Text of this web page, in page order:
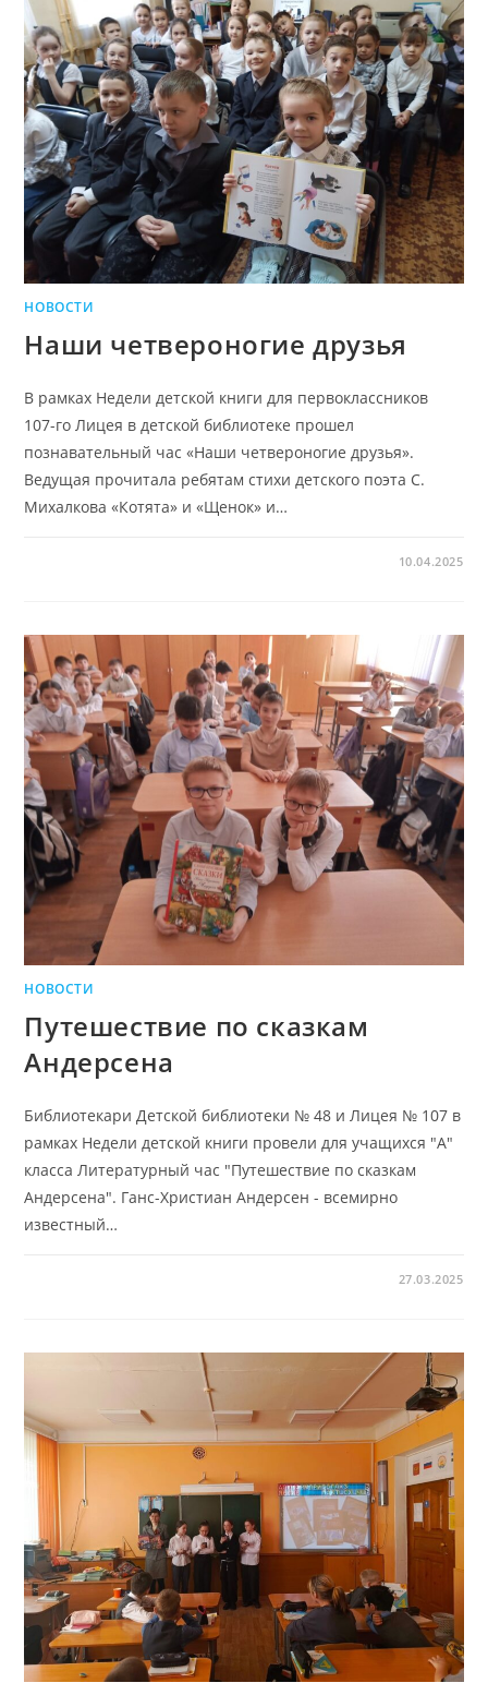
НОВОСТИ
Наши четвероногие друзья
В рамках Недели детской книги для первоклассников
107-го Лицея в детской библиотеке прошел
познавательный час «Наши четвероногие друзья».
Ведущая прочитала ребятам стихи детского поэта С.
Михалкова «Котята» и «Щенок» и…
10.04.2025
НОВОСТИ
Путешествие по сказкам
Андерсена
Библиотекари Детской библиотеки № 48 и Лицея № 107 в
рамках Недели детской книги провели для учащихся "А"
класса Литературный час "Путешествие по сказкам
Андерсена". Ганс-Христиан Андерсен - всемирно
известный…
27.03.2025